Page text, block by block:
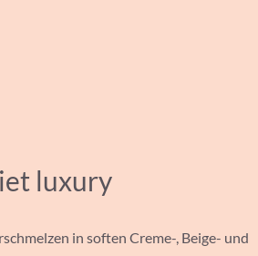
luxury
in soften Creme-, Beige- und